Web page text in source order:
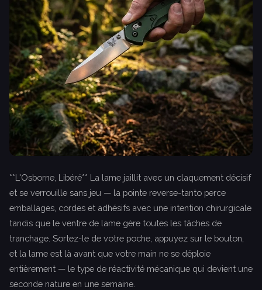
**L'Osborne, Libéré** La lame jaillit avec un claquement décisif
et se verrouille sans jeu — la pointe reverse-tanto perce
emballages, cordes et adhésifs avec une intention chirurgicale
tandis que le ventre de lame gère toutes les tâches de
tranchage. Sortez-le de votre poche, appuyez sur le bouton,
et la lame est là avant que votre main ne se déploie
entièrement — le type de réactivité mécanique qui devient une
seconde nature en une semaine.